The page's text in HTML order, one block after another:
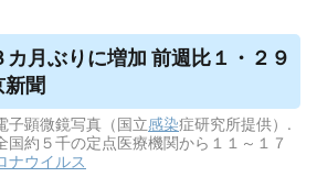
カ月ぶりに増加 前週比１・２９
聞
子顕微鏡写真（国立感染症研究所提供）.
国約５千の定点医療機関から１１～１７
ナウイルス